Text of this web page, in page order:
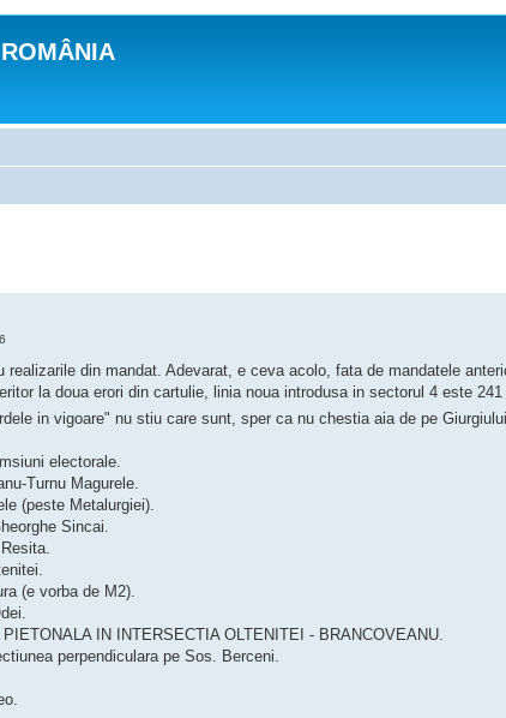
din mandat. Adevarat, e ceva acolo, fata de mandatele
la doua erori din cartulie, linia noua introdusa in sectorul 4 este
in vigoare" nu stiu care sunt, sper ca nu chestia aia de pe
electorale.
Turnu Magurele.
(peste Metalurgiei).
Sincai.
(e vorba de M2).
IN INTERSECTIA OLTENITEI - BRANCOVEANU.
perpendiculara pe Sos. Berceni.